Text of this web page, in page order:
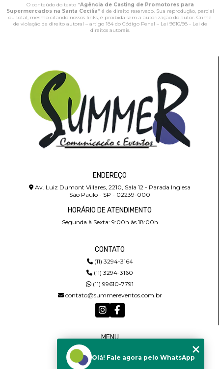
O conteúdo do texto "Agência de Casting de Promotores para
Supermercados na Santa Cecília" é de direito reservado. Sua reprodução, parcial
ou total, mesmo citando nossos links, é proibida sem a autorização do autor. Crime
de violação de direito autoral – artigo 184 do Código Penal – Lei 9610/98 - Lei de
direitos autorais.
ENDEREÇO
Av. Luiz Dumont Villares, 2210, Sala 12 - Parada Inglesa
São Paulo - SP - 02239-000
HORÁRIO DE ATENDIMENTO
Segunda à Sexta: 9:00h às 18:00h
CONTATO
(11) 3294-3164
(11) 3294-3160
(11) 99610-7791
contato@summereventos.com.br
MENU
QUEM SOMOS
Olá! Fale agora pelo WhatsApp